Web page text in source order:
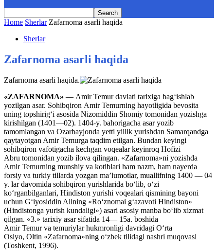
Home Sherlar Zafarnoma asarli haqida
Sherlar
Zafarnoma asarli haqida
Zafarnoma asarli haqida.
«ZAFARNOMA» — Amir Temur davlati tarixiga bagʻishlab
yozilgan asar. Sohibqiron Amir Temurning hayotligida bevosita
uning topshirigʻi asosida Nizomiddin Shomiy tomonidan yozishga
kirishilgan (1401—02). 1404-y. bahorigacha asar yozib
tamomlangan va Ozarbayjonda yetti yillik yurishdan Samarqandga
qaytayotgan Amir Temurga taqdim etilgan. Bundan keyingi
sohibqiron vafotigacha kechgan voqealar keyinroq Hofizi
Abru tomonidan yozib ilova qilingan. «Zafarnoma»ni yozishda
Amir Temurning munshiy va kotiblari ham nazm, ham nayerda
forsiy va turkiy tillarda yozgan maʼlumotlar, muallifning 1400 — 04
y. lar davomida sohibqiron yurishlarida boʻlib, oʻzi
koʻrganbilganlari, Hindiston yurishi voqealari qismining bayoni
uchun Gʻiyosiddin Alining «Roʻznomai gʻazavoti Hindiston»
(Hindistonga yurish kundaligi») asari asosiy manba boʻlib xizmat
qilgan. «3.» tarixiy asar sifatida 14— 15a. boshida
Amir Temur va temuriylar hukmronligi davridagi Oʻrta
Osiyo, Oltin «Zafarnoma»ning oʻzbek tilidagi nashri muqovasi
(Toshkent, 1996).